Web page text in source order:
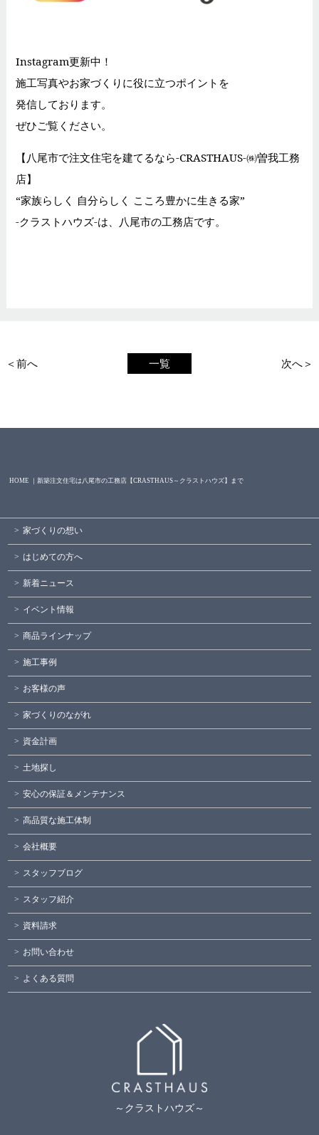
Instagram更新中！
施工写真やお家づくりに役に立つポイントを
発信しております。
ぜひご覧ください。
【八尾市で注文住宅を建てるなら-CRASTHAUS-㈱曽我工務
店】
“家族らしく 自分らしく こころ豊かに生きる家”
-クラストハウズ-は、八尾市の工務店です。
一覧
＜前へ 次へ＞
HOME ｜新築注文住宅は八尾市の工務店【CRASTHAUS～クラストハウズ】まで
家づくりの想い
はじめての方へ
新着ニュース
イベント情報
商品ラインナップ
施工事例
お客様の声
家づくりのながれ
資金計画
土地探し
安心の保証＆メンテナンス
高品質な施工体制
会社概要
スタッフブログ
スタッフ紹介
資料請求
お問い合わせ
よくある質問
～クラストハウズ～